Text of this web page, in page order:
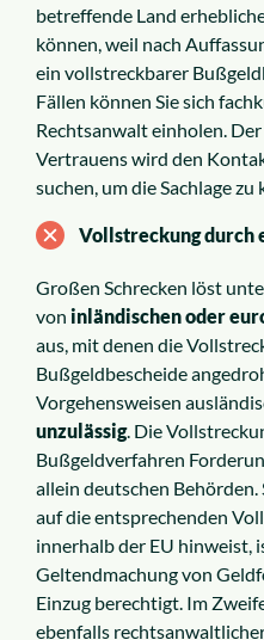
betreffende Land
können, weil nach
ein vollstreckbarer
Fällen können Sie sich
Rechtsanwalt einholen.
Vertrauens wird den
suchen, um die Sachlage zu
Vollstreckung durch
Großen Schrecken löst
von inländischen oder
aus, mit denen die
Bußgeldbescheide
Vorgehensweisen
unzulässig. Die
Bußgeldverfahren
allein deutschen
auf die entsprechenden
innerhalb der EU hinweist,
Geltendmachung von
Einzug berechtigt. Im
ebenfalls rechtsanwaltlicher